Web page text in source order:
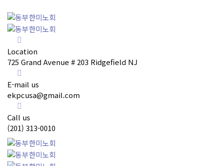
Location
725 Grand Avenue # 203 Ridgefield NJ
E-mail us
ekpcusa@gmail.com
Call us
(201) 313-0010